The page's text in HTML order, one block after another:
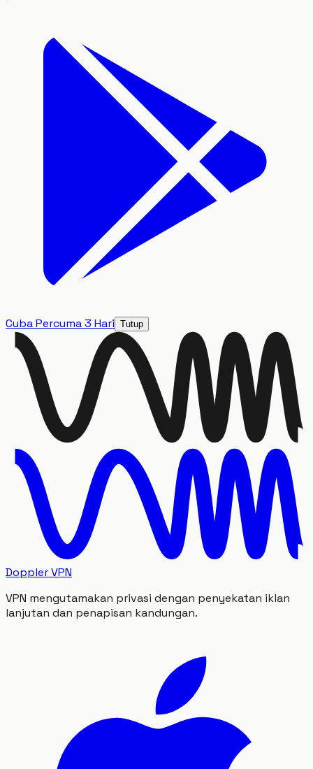
Cuba Percuma 3 Hari Tutup
Doppler VPN
VPN mengutamakan privasi dengan penyekatan iklan
lanjutan dan penapisan kandungan.